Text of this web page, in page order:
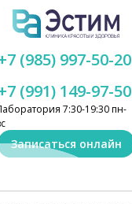
7:30-19:30 пн-
(991) 149-97-50
(985) 997-50-20
Записаться онлайн